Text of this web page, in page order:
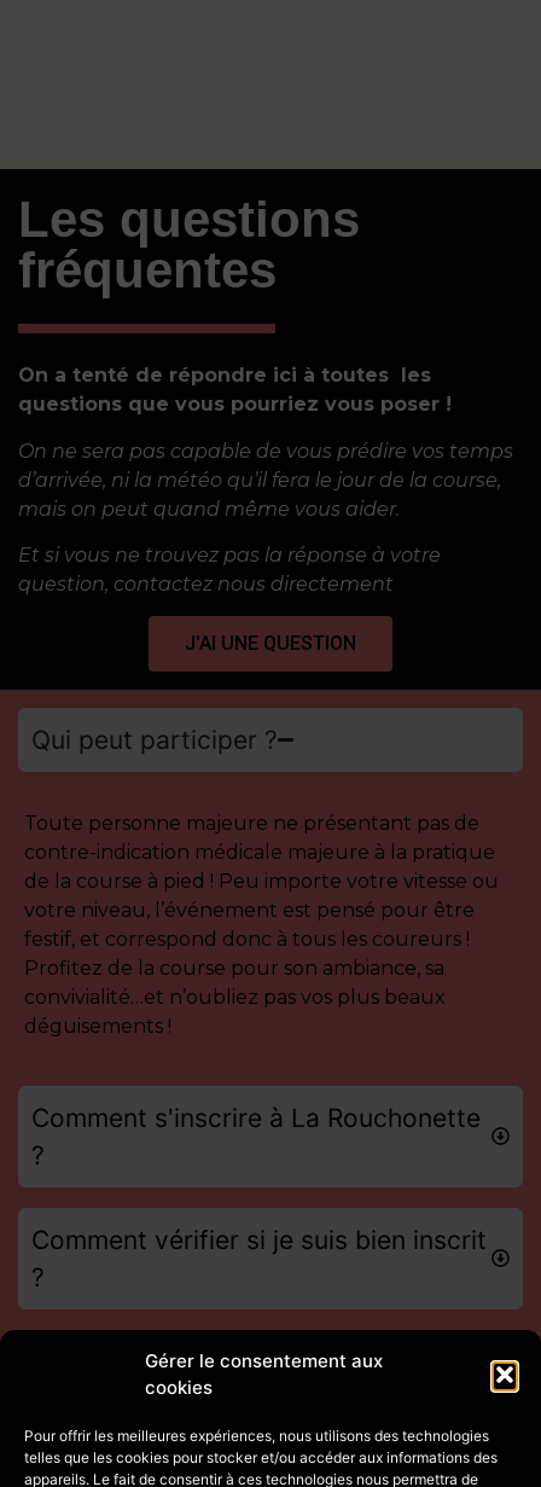
Gérer le consentement aux
cookies
Pour offrir les meilleures expériences, nous utilisons des technologies
telles que les cookies pour stocker et/ou accéder aux informations des
appareils. Le fait de consentir à ces technologies nous permettra de
Qui peut participer ?
Toute personne majeure ne présentant pas de
contre-indication médicale majeure à la pratique
de la course à pied ! Peu importe votre vitesse ou
votre niveau, l’événement est pensé pour être
festif, et correspond donc à tous les coureurs !
Profitez de la course pour son ambiance, sa
convivialité…et n’oubliez pas vos plus beaux
déguisements !
Comment s'inscrire à La Rouchonette
?
Comment vérifier si je suis bien inscrit
?
Comment puis-je suivre l'état de mon
Les questions
fréquentes
On a tenté de répondre ici à toutes les
questions que vous pourriez vous poser !
On ne sera pas capable de vous prédire vos temps
d’arrivée, ni la météo qu’il fera le jour de la course,
mais on peut quand même vous aider.
Et si vous ne trouvez pas la réponse à votre
question, contactez nous directement
J'AI UNE QUESTION